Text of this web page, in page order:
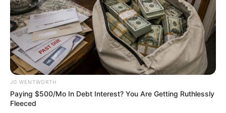
Walgreens Hides This $1 Generic Viagra - Here's Why
JG WENTWORTH
Paying $500/Mo In Debt Interest? You Are Getting Ruthlessly
Fleeced